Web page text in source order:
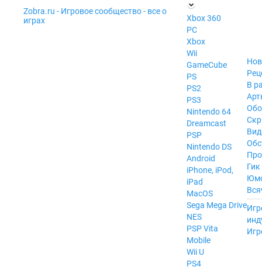
Zobra.ru - Игровое сообщество - все о
играх
П
ла
т
ф
ор
м
ы
Xbox 360
PC
Xbox
Wii
GameCube
PS
PS2
PS3
Nintendo 64
Dreamcast
PSP
Nintendo DS
Android
iPhone, iPod,
iPad
MacOS
Sega Mega Drive
NES
PSP Vita
Mobile
Wii U
PS4
В
Гик